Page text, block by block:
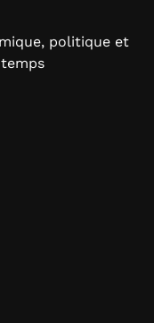
politique et